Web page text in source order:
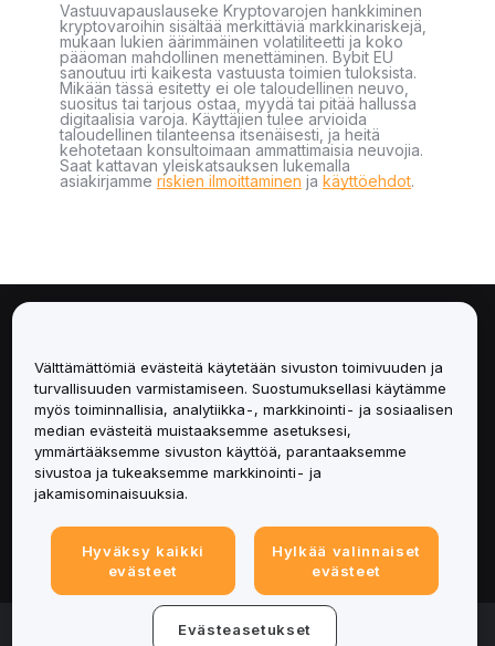
Vastuuvapauslauseke Kryptovarojen hankkiminen
kryptovaroihin sisältää merkittäviä markkinariskejä,
mukaan lukien äärimmäinen volatiliteetti ja koko
pääoman mahdollinen menettäminen. Bybit EU
sanoutuu irti kaikesta vastuusta toimien tuloksista.
Mikään tässä esitetty ei ole taloudellinen neuvo,
suositus tai tarjous ostaa, myydä tai pitää hallussa
digitaalisia varoja. Käyttäjien tulee arvioida
taloudellinen tilanteensa itsenäisesti, ja heitä
kehotetaan konsultoimaan ammattimaisia neuvojia.
Saat kattavan yleiskatsauksen lukemalla
asiakirjamme riskien ilmoittaminen ja käyttöehdot.
Palvelut
Tuki
Tuotteet
Lakiasiat
© 2025-2026 Bybit.eu. All rights reserved.
Välttämättömiä evästeitä käytetään sivuston toimivuuden ja
turvallisuuden varmistamiseen. Suostumuksellasi käytämme
myös toiminnallisia, analytiikka-, markkinointi- ja sosiaalisen
median evästeitä muistaaksemme asetuksesi,
ymmärtääksemme sivuston käyttöä, parantaaksemme
sivustoa ja tukeaksemme markkinointi- ja
jakamisominaisuuksia.
Hyväksy kaikki
evästeet
Hylkää valinnaiset
evästeet
Evästeasetukset